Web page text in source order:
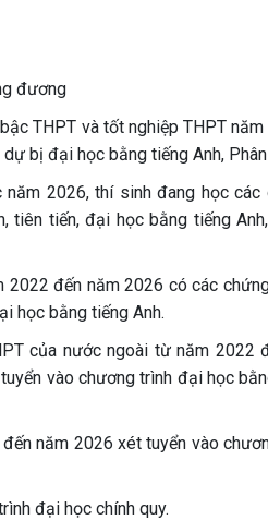
đương
THPT và tốt nghiệp THPT
bị đại học bằng tiếng Anh, Phân
2026, thí sinh đang học các
tiên tiến, đại học bằng tiếng
đến năm 2026 có các
học bằng tiếng Anh.
của nước ngoài từ năm 2022
vào chương trình đại học
năm 2026 xét tuyển vào
đại học chính quy.